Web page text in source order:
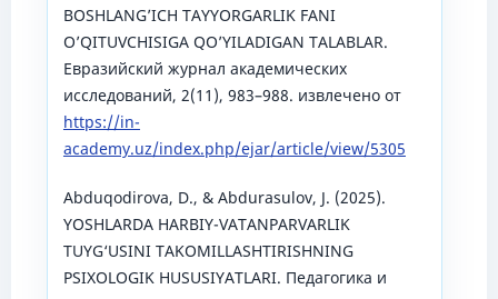
BOSHLANGʼICH TAYYORGARLIK FANI
OʼQITUVCHISIGA QOʼYILADIGAN TALABLAR.
Евразийский журнал академических
исследований, 2(11), 983–988. извлечено от
https://in-
academy.uz/index.php/ejar/article/view/5305
Abduqodirova, D., & Abdurasulov, J. (2025).
YOSHLARDA HARBIY-VATANPARVARLIK
TUYG‘USINI TAKOMILLASHTIRISHNING
PSIXOLOGIK HUSUSIYATLARI. Педагогика и